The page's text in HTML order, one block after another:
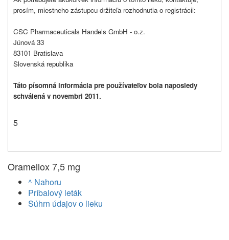
prosím, miestneho zástupcu držiteľa rozhodnutia o registrácii:
CSC Pharmaceuticals Handels GmbH - o.z.
Júnová 33
83101 Bratislava
Slovenská republika
Táto písomná informácia pre používateľov bola naposledy
schválená v novembri 2011.
5
Oramellox 7,5 mg
^ Nahoru
Príbalový leták
Súhrn údajov o lieku